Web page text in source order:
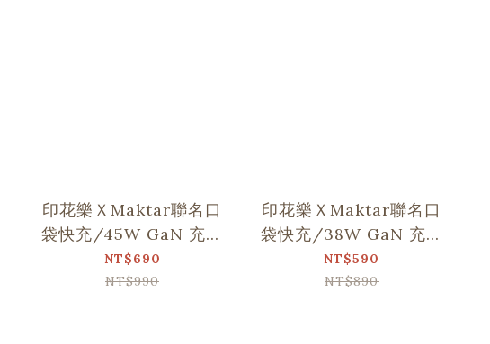
印花樂ＸMaktar聯名口
袋快充/45W GaN 充電
器 (2孔快充)
NT$690
NT$990
印花樂ＸMaktar聯名口
袋快充/38W GaN 充電
器 (2孔快充)
NT$590
NT$890